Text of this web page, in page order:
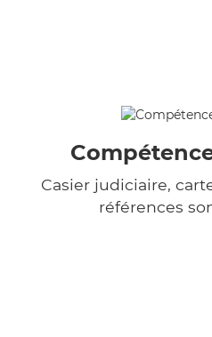
Casier judiciaire,
références